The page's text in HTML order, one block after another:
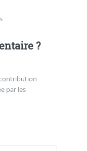
?
par les